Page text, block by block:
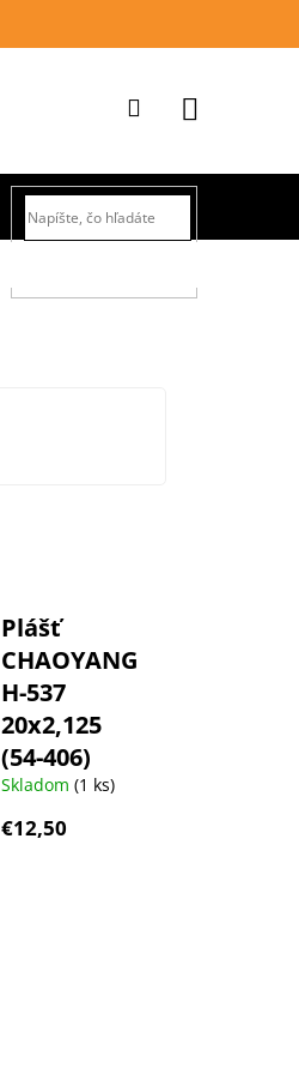
Prihlásenie
košík
Plášť
CHAOYANG
H-537
20x2,125
(54-406)
Skladom (1 ks)
€12,50